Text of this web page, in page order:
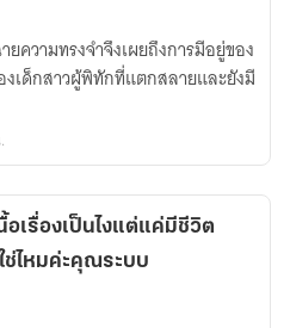
ความทรงจำจึงเผยถึงการมีอยู่ของ
เด็กสาวผู้พิทักที่แตกสลายและยังมี
อเรื่องเป็นไงแต่แค่มีชีวิต
ไหมค่ะคุณระบบ